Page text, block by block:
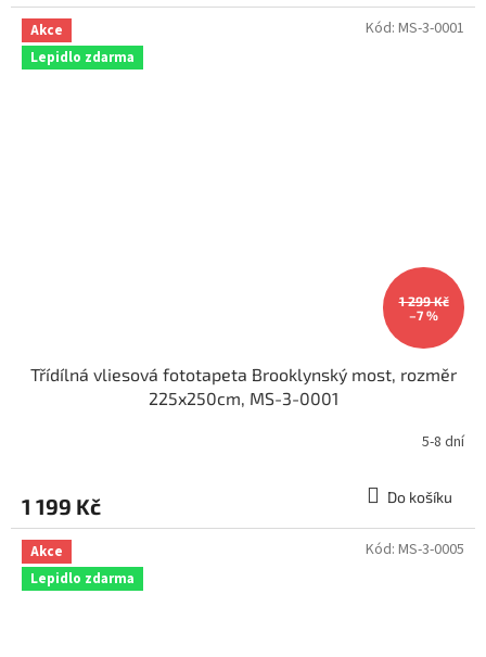
Akce
Lepidlo zdarma
1 299 Kč
–7 %
Třídílná vliesová fototapeta Brooklynský most, rozměr
225x250cm, MS-3-0001
5-8 dní
1 199 Kč Do košíku
Kód: MS-3-0001
Akce
Lepidlo zdarma
Kód: MS-3-0005